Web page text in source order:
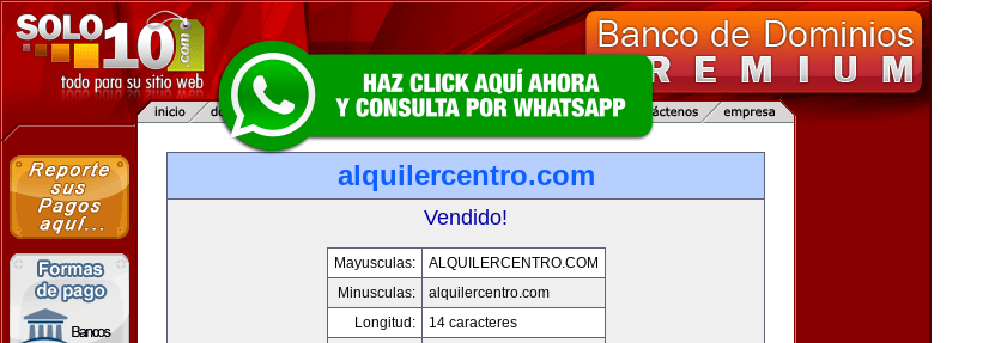
alquilercentro.com
Vendido!
Mayusculas:
ALQUILERCENTRO.COM
Minusculas:
alquilercentro.com
Longitud:
14 caracteres